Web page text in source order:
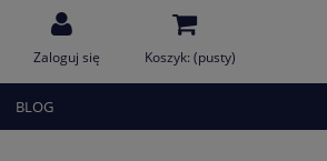
Koszyk: (pusty)
Zaloguj się
BLOG